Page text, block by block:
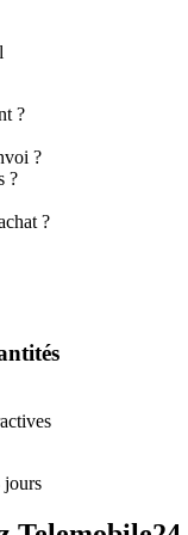
?
?
?
?
jours